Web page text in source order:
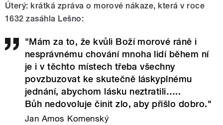
Úterý: krátká zpráva o morové nákaze, která v roce
1632 zasáhla Lešno:
"Mám za to, že kvůli Boží morové ráně i
nesprávnému chování mnoha lidí během ní
je i v těchto místech třeba všechny
povzbuzovat ke skutečně láskyplnému
jednání, abychom lásku neztratili…..
Bůh nedovoluje činit zlo, aby přišlo dobro."
Jan Amos Komenský